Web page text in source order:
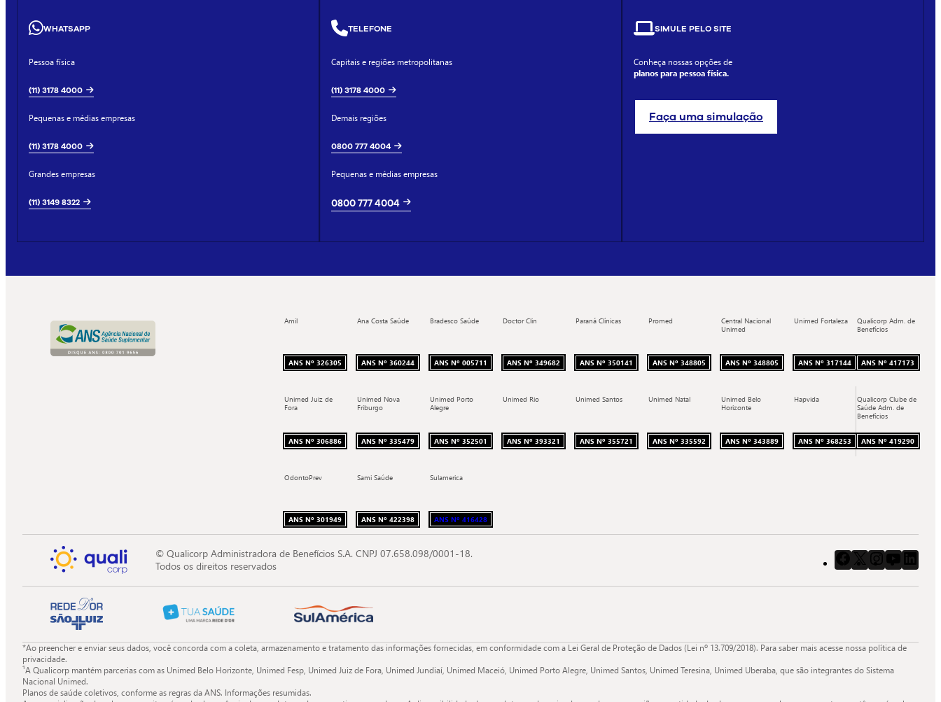
WHATSAPP
Pessoa física
(11) 3178 4000
Pequenas e médias empresas
(11) 3178 4000
Grandes empresas
(11) 3149 8322
TELEFONE
Capitais e regiões metropolitanas
(11) 3178 4000
Demais regiões
0800 777 4004
Pequenas e médias empresas
0800 777 4004
SIMULE PELO SITE
Conheça nossas opções de
planos para pessoa física.
Faça uma simulação
Amil
ANS Nº 326305
Ana Costa Saúde
ANS Nº 360244
Bradesco Saúde
ANS Nº 005711
Doctor Clin
ANS Nº 349682
Paraná Clínicas
ANS Nº 350141
Promed
ANS Nº 348805
Central Nacional
Unimed
ANS Nº 348805
Unimed Fortaleza
ANS Nº 317144
Unimed Juiz de
Fora
ANS Nº 306886
Unimed Nova
Friburgo
ANS Nº 335479
Unimed Porto
Alegre
ANS Nº 352501
Unimed Rio
ANS Nº 393321
Unimed Santos
ANS Nº 355721
Unimed Natal
ANS Nº 335592
Unimed Belo
Horizonte
ANS Nº 343889
Hapvida
ANS Nº 368253
OdontoPrev
ANS Nº 301949
Sami Saúde
ANS Nº 422398
Sulamerica
ANS Nº 416428
Qualicorp Adm. de
Benefícios
ANS Nº 417173
Qualicorp Clube de
Saúde Adm. de
Benefícios
ANS Nº 419290
© Qualicorp Administradora de Benefícios S.A. CNPJ 07.658.098/0001-18.
Todos os direitos reservados
Acessar
o
Acessar
o
Acessar
o
Acessar
o
o
*Ao preencher e enviar seus dados, você concorda com a coleta, armazenamento e tratamento das informações fornecidas, em conformidade com a Lei Geral de Proteção de Dados (Lei nº 13.709/2018). Para saber mais acesse nossa política de
privacidade.
¹A Qualicorp mantém parcerias com as Unimed Belo Horizonte, Unimed Fesp, Unimed Juiz de Fora, Unimed Jundiaí, Unimed Maceió, Unimed Porto Alegre, Unimed Santos, Unimed Teresina, Unimed Uberaba, que são integrantes do Sistema
Nacional Unimed.
Planos de saúde coletivos, conforme as regras da ANS. Informações resumidas.